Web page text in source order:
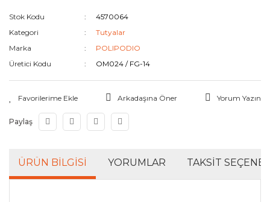
Stok Kodu
4570064
Kategori
Tutyalar
Marka
POLIPODIO
Üretici Kodu
OM024 / FG-14
Arkadaşına Öner Yorum Yazın
Paylaş
ÜRÜN BILGISI YORUMLAR TAKSIT